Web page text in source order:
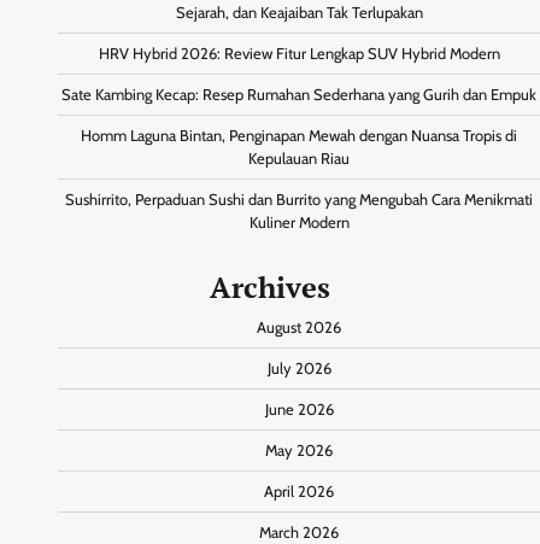
Sejarah, dan Keajaiban Tak Terlupakan
HRV Hybrid 2026: Review Fitur Lengkap SUV Hybrid Modern
Sate Kambing Kecap: Resep Rumahan Sederhana yang Gurih dan Empuk
Homm Laguna Bintan, Penginapan Mewah dengan Nuansa Tropis di
Kepulauan Riau
Sushirrito, Perpaduan Sushi dan Burrito yang Mengubah Cara Menikmati
Kuliner Modern
Archives
August 2026
July 2026
June 2026
May 2026
April 2026
March 2026